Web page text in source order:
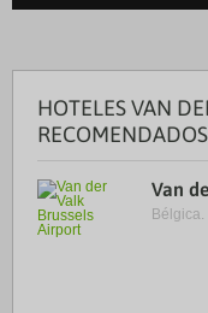
HOTELES VAN
Van
Bélgica.